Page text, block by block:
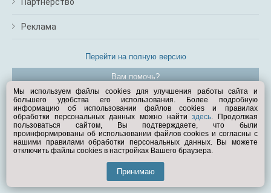
Реклама
Перейти на полную версию
Вам помочь?
© Exist.ru 1998—2026
Мы используем файлы cookies для улучшения работы сайта и
большего удобства его использования. Более подробную
информацию об использовании файлов cookies и правилах
обработки персональных данных можно найтиздесь. Продолжая
пользоваться сайтом, Вы подтверждаете, что были
проинформированы об использовании файлов cookies и согласны с
нашими правилами обработки персональных данных. Вы можете
отключить файлы cookies в настройках Вашего браузера.
Принимаю